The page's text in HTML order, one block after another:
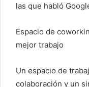
las que habló
Espacio de
mejor trabajo
Un espacio de
colaboración y un